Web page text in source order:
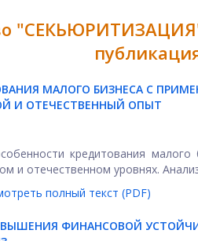
МАЛОГО БИЗНЕСА С
И ОТЕЧЕСТВЕННЫЙ ОПЫТ
кредитования
и отечественном уровнях.
полный текст (PDF)
ФИНАНСОВОЙ